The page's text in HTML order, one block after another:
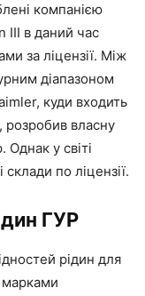
компанією
III в даний час
за ліцензії. Між
діапазоном
куди входить
розробив власну
у світі
по ліцензії.
ГУР
рідин для
марками